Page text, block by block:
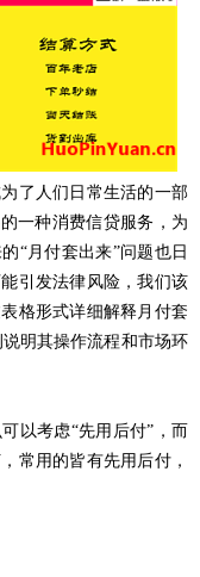
了人们日常生活的一部
一种消费信贷服务，为
“月付套出来”问题也日
引发法律风险，我们该
格形式详细解释月付套
明其操作流程和市场环
以考虑“先用后付”，而
常用的皆有先用后付，